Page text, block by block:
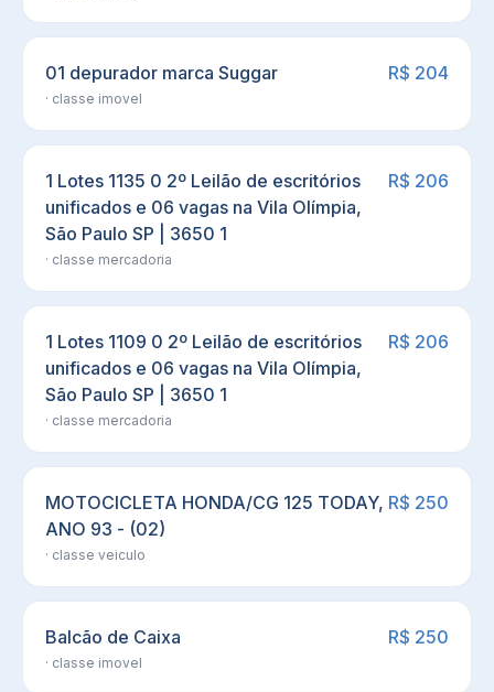
01 depurador marca Suggar
· classe imovel
R$ 204
1 Lotes 1135 0 2º Leilão de escritórios
unificados e 06 vagas na Vila Olímpia,
São Paulo SP | 3650 1
· classe mercadoria
R$ 206
1 Lotes 1109 0 2º Leilão de escritórios
unificados e 06 vagas na Vila Olímpia,
São Paulo SP | 3650 1
· classe mercadoria
R$ 206
MOTOCICLETA HONDA/CG 125 TODAY,
ANO 93 - (02)
· classe veiculo
R$ 250
Balcão de Caixa
· classe imovel
R$ 250